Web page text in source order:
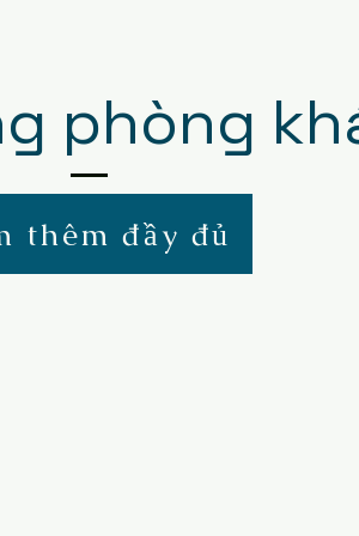
phòng
thêm đầy đủ